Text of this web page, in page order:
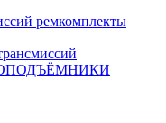
ремкомплекты